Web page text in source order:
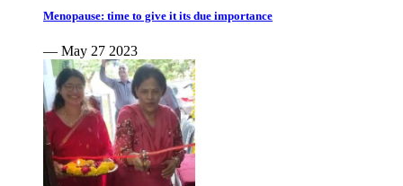
Menopause: time to give it its due importance
— May 27 2023